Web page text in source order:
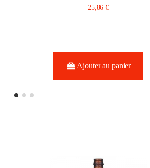
25,86 €
Ajouter au panier